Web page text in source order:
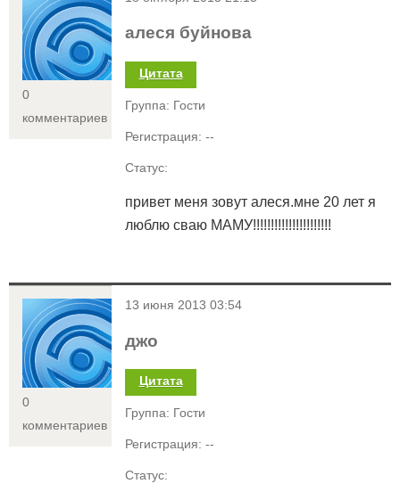
0
комментариев
алеся буйнова
Цитата
Группа: Гости
Регистрация: --
Статус:
привет меня зовут алеся.мне 20 лет я
люблю сваю МАМУ!!!!!!!!!!!!!!!!!!!!!!
<
0
комментариев
13 июня 2013 03:54
джо
Цитата
Группа: Гости
Регистрация: --
Статус: